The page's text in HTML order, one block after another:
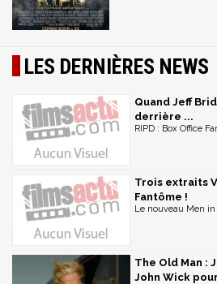
LES DERNIÈRES NEWS
Quand Jeff
derrière ...
RIPD : Box Office
Trois extraits
Fantôme !
Le nouveau Men in
The Old Man :
John Wick